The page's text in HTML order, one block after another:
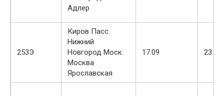
Адлер
253Э
Киров Пасс
Нижний
Новгород Моск.
Москва
Ярославская
17:09 23:08